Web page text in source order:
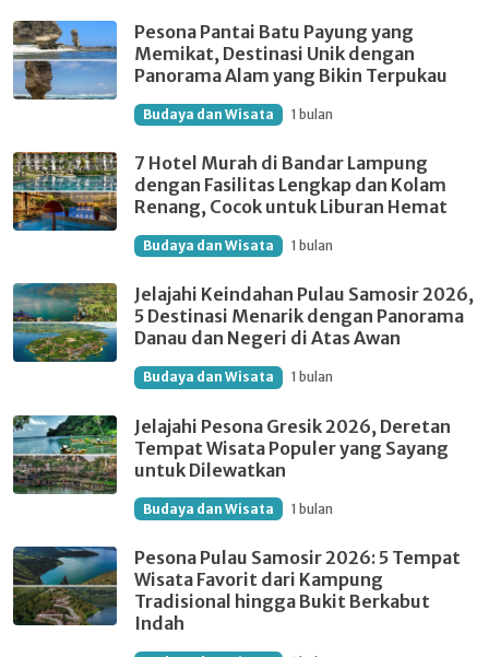
Pesona Pantai Batu Payung yang
Memikat, Destinasi Unik dengan
Panorama Alam yang Bikin Terpukau
Budaya dan Wisata 1 bulan
7 Hotel Murah di Bandar Lampung
dengan Fasilitas Lengkap dan Kolam
Renang, Cocok untuk Liburan Hemat
Budaya dan Wisata 1 bulan
Jelajahi Keindahan Pulau Samosir 2026,
5 Destinasi Menarik dengan Panorama
Danau dan Negeri di Atas Awan
Budaya dan Wisata 1 bulan
Jelajahi Pesona Gresik 2026, Deretan
Tempat Wisata Populer yang Sayang
untuk Dilewatkan
Budaya dan Wisata 1 bulan
Pesona Pulau Samosir 2026: 5 Tempat
Wisata Favorit dari Kampung
Tradisional hingga Bukit Berkabut
Indah